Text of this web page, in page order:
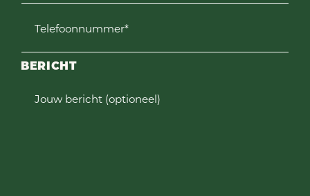
Telefoonnummer*
BERICHT
Jouw bericht (optioneel)